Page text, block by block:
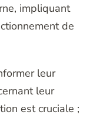
impliquant
de
leur
leur
est cruciale ;